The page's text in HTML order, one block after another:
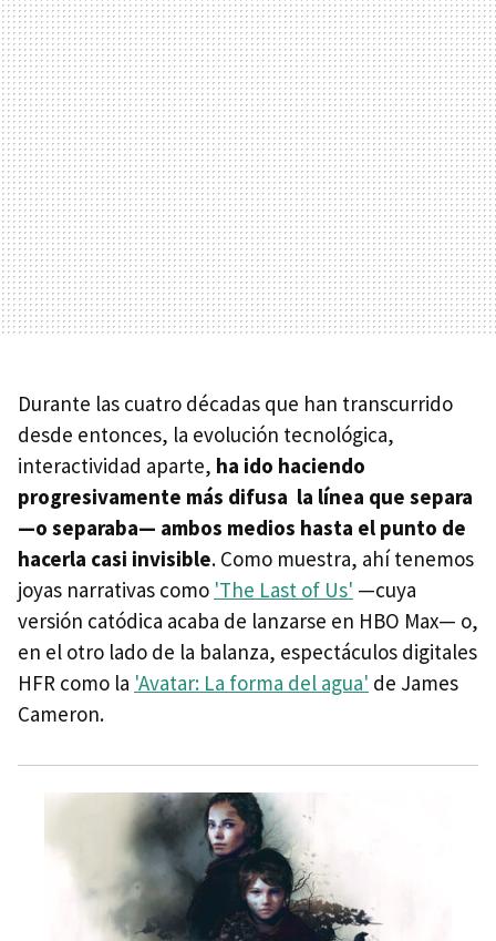
Durante las cuatro décadas que han transcurrido
desde entonces, la evolución tecnológica,
interactividad aparte, ha ido haciendo
progresivamente más difusa la línea que separa
—o separaba— ambos medios hasta el punto de
hacerla casi invisible. Como muestra, ahí tenemos
joyas narrativas como 'The Last of Us' —cuya
versión catódica acaba de lanzarse en HBO Max— o,
en el otro lado de la balanza, espectáculos digitales
HFR como la 'Avatar: La forma del agua' de James
Cameron.